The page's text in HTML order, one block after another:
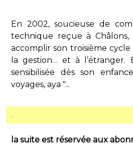
En 2002, soucieuse de
technique reçue à Châlons,
accomplir son troisième
la gestion… et à
sensibilisée dès son
voyages, aya "...
.
la suite est réservée aux